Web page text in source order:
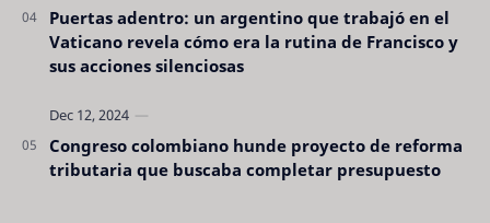
Puertas adentro: un argentino que trabajó en el
Vaticano revela cómo era la rutina de Francisco y
sus acciones silenciosas
Congreso colombiano hunde proyecto de reforma
tributaria que buscaba completar presupuesto